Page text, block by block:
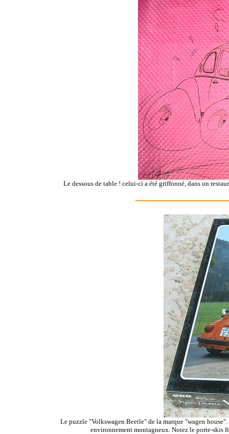
Le dessous de table ! celui-ci a été griffonné, dans un
Le puzzle "Volkswagen Beetle" de la marque "wagen
environnement montagneux. Notez le porte-skis